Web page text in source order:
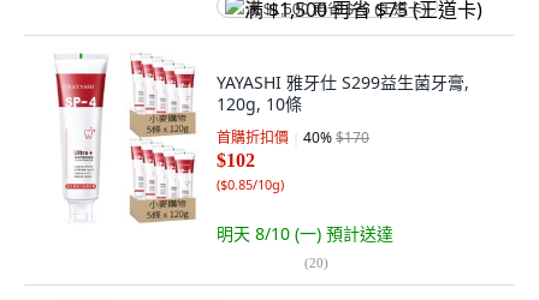
满 $1,500 再省 $75 (王道卡)
YAYASHI 雅牙仕 S299益生菌牙膏,
120g, 10條
首購折扣價 40%$170
$102
($0.85/10g)
明天 8/10 (一) 預計送達
(20)